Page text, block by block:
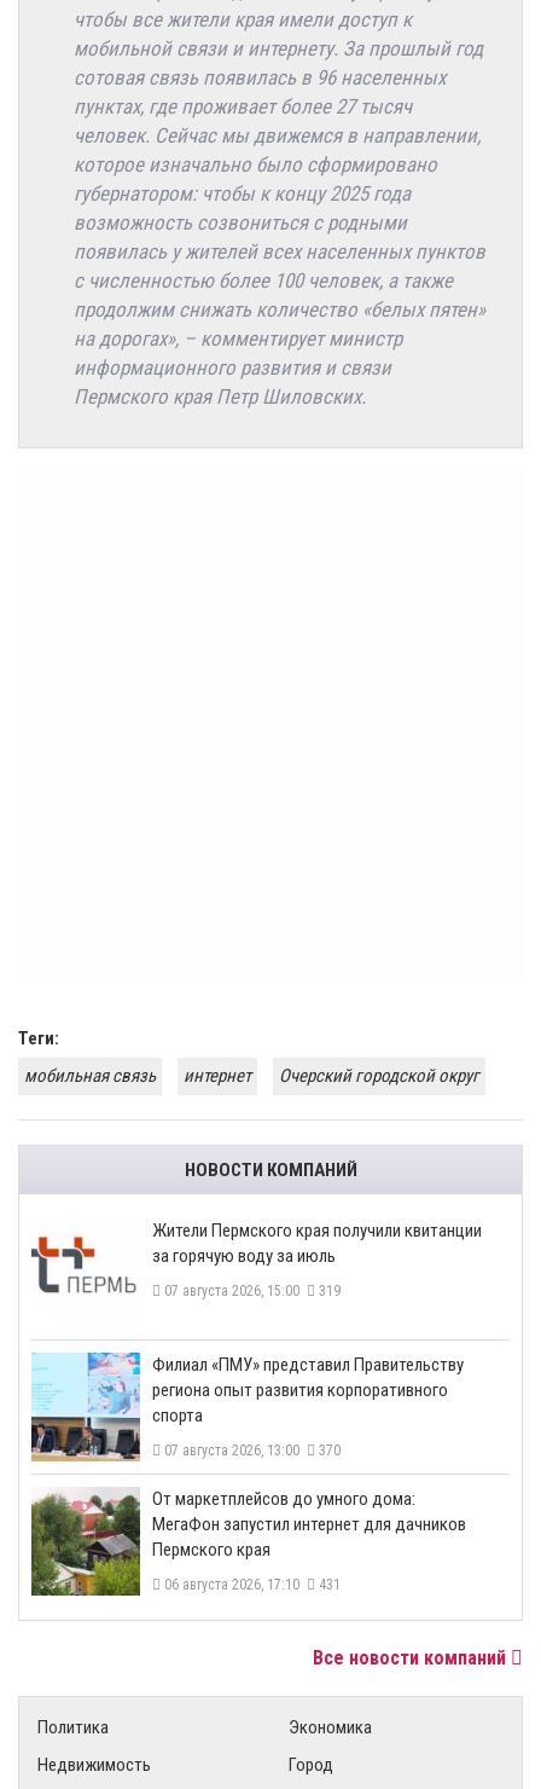
чтобы все жители края имели доступ к
мобильной связи и интернету. За прошлый год
сотовая связь появилась в 96 населенных
пунктах, где проживает более 27 тысяч
человек. Сейчас мы движемся в направлении,
которое изначально было сформировано
губернатором: чтобы к концу 2025 года
возможность созвониться с родными
появилась у жителей всех населенных пунктов
с численностью более 100 человек, а также
продолжим снижать количество «белых пятен»
на дорогах», – комментирует министр
информационного развития и связи
Пермского края Петр Шиловских.
Теги:
мобильная связь
интернет Очерский городской округ
НОВОСТИ КОМПАНИЙ
​Жители Пермского края получили квитанции
за горячую воду за июль
07 августа 2026, 15:00 319
​Филиал «ПМУ» представил Правительству
региона опыт развития корпоративного
спорта
07 августа 2026, 13:00 370
От маркетплейсов до умного дома:
МегаФон запустил интернет для дачников
Пермского края
06 августа 2026, 17:10 431
Все новости компаний
Политика
Экономика
Недвижимость
Город